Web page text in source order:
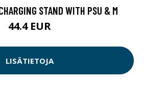
STAND WITH PSU & M
44.4 EUR
LISÄTIETOJA